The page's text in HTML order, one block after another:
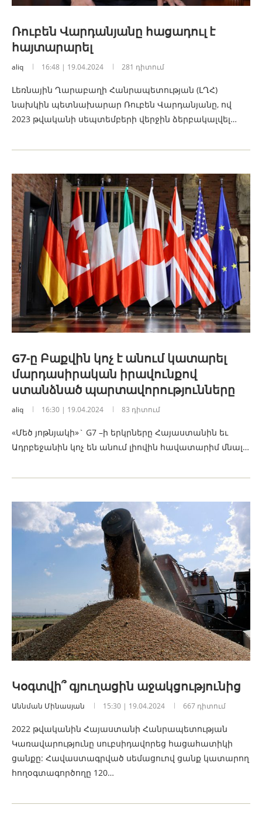
Ռուբեն Վարդանյանը հացադուլ է
հայտարարել
aliq 16:48 | 19.04.2024 281 դիտում
Լեռնային Ղարաբաղի Հանրապետության (ԼՂՀ)
նախկին պետնախարար Ռուբեն Վարդանյանը, ով
2023 թվականի սեպտեմբերի վերջին ձերբակալվել…
G7-ը Բաքվին կոչ է անում կատարել
մարդասիրական իրավունքով
ստանձնած պարտավորությունները
aliq 16:30 | 19.04.2024 83 դիտում
«Մեծ յոթնյակի»` G7 –ի երկրները Հայաստանին եւ
Ադրբեջանին կոչ են անում լիովին հավատարիմ մնալ…
Կօգտվի՞ գյուղացին աջակցությունից
Աննման Մինասյան 15:30 | 19.04.2024 667 դիտում
2022 թվականին Հայաստանի Հանրապետության
Կառավարությունը սուբսիդավորեց հացահատիկի
ցանքը: Հավաստագրված սեմացուով ցանք կատարող
հողօգտագործողը 120…